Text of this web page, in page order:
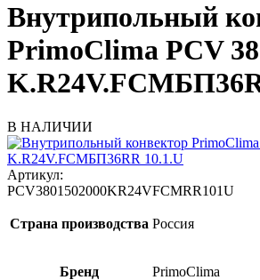
Внутрипольный
PrimoClima PCV
В НАЛИЧИИ
Артикул:
PCV3801502000KR24VFCMRR101U
Страна производства Россия
Бренд PrimoClima